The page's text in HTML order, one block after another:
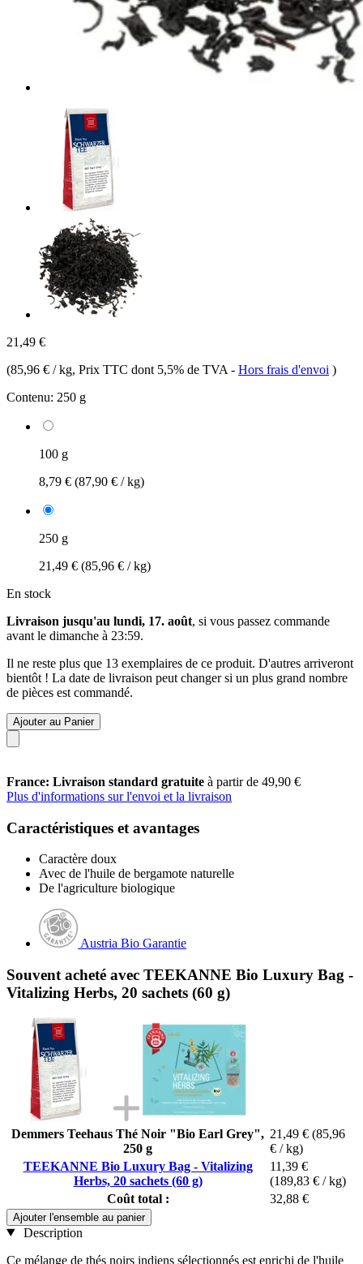
21,49 €
(85,96 € / kg, Prix TTC dont 5,5% de TVA - Hors frais d'envoi )
Contenu: 250 g
100 g
8,79 € (87,90 € / kg)
250 g
21,49 € (85,96 € / kg)
En stock
Livraison jusqu'au lundi, 17. août, si vous passez commande
avant le dimanche à 23:59.
Il ne reste plus que 13 exemplaires de ce produit. D'autres arriveront
bientôt ! La date de livraison peut changer si un plus grand nombre
de pièces est commandé.
Ajouter au Panier
France: Livraison standard gratuite à partir de 49,90 €
Plus d'informations sur l'envoi et la livraison
Caractéristiques et avantages
Caractère doux
Avec de l'huile de bergamote naturelle
De l'agriculture biologique
Austria Bio Garantie
Souvent acheté avec TEEKANNE Bio Luxury Bag -
Vitalizing Herbs, 20 sachets (60 g)
Demmers Teehaus Thé Noir "Bio Earl Grey",
250 g
21,49 € (85,96
€ / kg)
TEEKANNE Bio Luxury Bag - Vitalizing
Herbs, 20 sachets (60 g)
11,39 €
(189,83 € / kg)
Coût total :
32,88 €
Ajouter l'ensemble au panier
Description
Ce mélange de thés noirs indiens sélectionnés est enrichi de l'huile